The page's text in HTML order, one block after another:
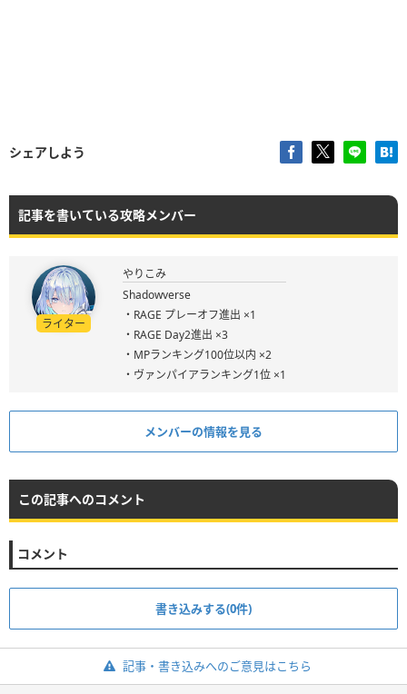
シェアしよう
記事を書いている攻略メンバー
ライター
やりこみ
Shadowverse
・RAGE プレーオフ進出 ×1
・RAGE Day2進出 ×3
・MPランキング100位以内 ×2
・ヴァンパイアランキング1位 ×1
メンバーの情報を見る
この記事へのコメント
コメント
書き込みする(0件)
記事・書き込みへのご意見はこちら